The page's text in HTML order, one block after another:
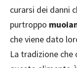
curarsi dei danni
purtroppo
che viene dato
La tradizione che